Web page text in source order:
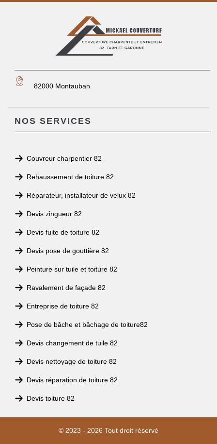
82000 Montauban
NOS SERVICES
Couvreur charpentier 82
Rehaussement de toiture 82
Réparateur, installateur de velux 82
Devis zingueur 82
Devis fuite de toiture 82
Devis pose de gouttière 82
Peinture sur tuile et toiture 82
Ravalement de façade 82
Entreprise de toiture 82
Pose de bâche et bâchage de toiture82
Devis changement de tuile 82
Devis nettoyage de toiture 82
Devis réparation de toiture 82
Devis toiture 82
© 2023 - 2026 Tout droit réservé